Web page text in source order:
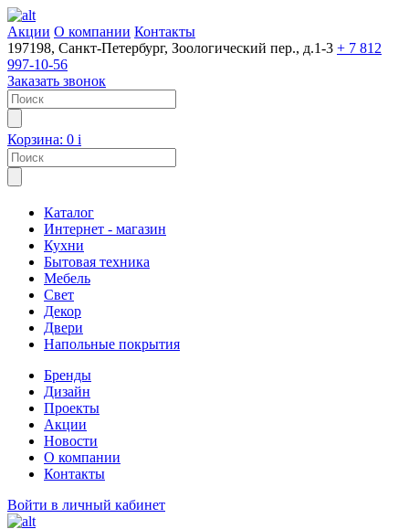
Акции О компании Контакты
197198, Санкт-Петербург, Зоологический пер., д.1-3 + 7 812
997-10-56
Заказать звонок
Корзина: 0 i
Каталог
Интернет - магазин
Кухни
Бытовая техника
Мебель
Свет
Декор
Двери
Напольные покрытия
Бренды
Дизайн
Проекты
Акции
Новости
О компании
Контакты
Войти в личный кабинет